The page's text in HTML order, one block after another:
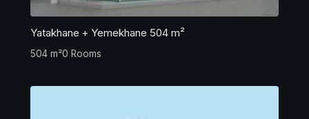
Yatakhane + Yemekhane 504 m²
504 m²0 Rooms